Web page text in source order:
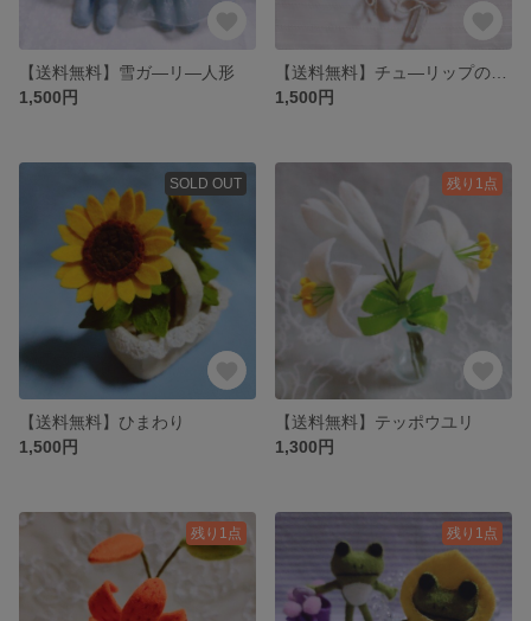
【送料無料】雪ガ―リ―人形
1,500円
1,500円
SOLD OUT
【送料無料】ひまわり
1,500円
残り1点
【送料無料】テッポウユリ
1,300円
残り1点 残り1点